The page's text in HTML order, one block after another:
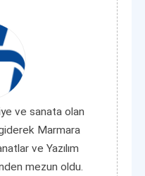
ve sanata olan
Marmara
ve Yazılım
mezun oldu.